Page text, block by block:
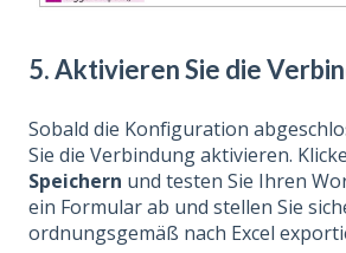
5. Aktivieren Sie die
Sobald die Konfiguration
Sie die Verbindung aktivieren.
Speichern und testen Sie Ihren
ein Formular ab und stellen Sie
ordnungsgemäß nach Excel